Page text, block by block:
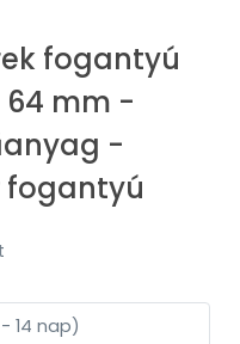
fogantyú
64 mm -
-
fogantyú
14 nap)